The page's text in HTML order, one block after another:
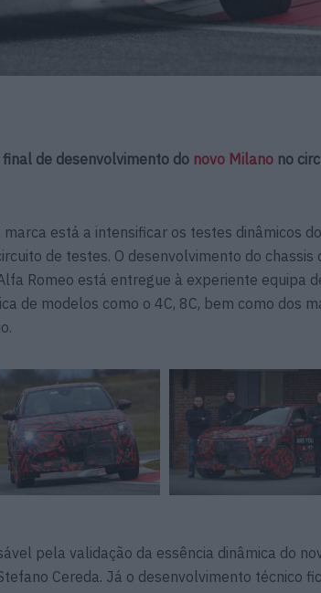
de desenvolvimento do novo Milano no
está a intensificar os testes dinâmicos
de testes. O desenvolvimento do chassis
Romeo está entregue à experiente equipa
de modelos como o 4C, 8C, bem como dos
pela validação da essência dinâmica do
Cereda. Já o desenvolvimento técnico